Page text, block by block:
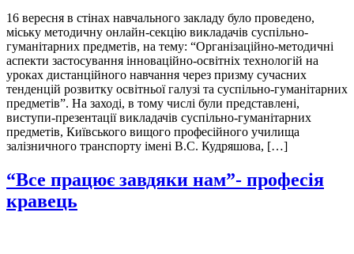
16 вересня в стінах навчального закладу було проведено,
міську методичну онлайн-секцію викладачів суспільно-
гуманітарних предметів, на тему: “Організаційно-методичні
аспекти застосування інноваційно-освітніх технологій на
уроках дистанційного навчання через призму сучасних
тенденцій розвитку освітньої галузі та суспільно-гуманітарних
предметів”. На заході, в тому числі були представлені,
виступи-презентації викладачів суспільно-гуманітарних
предметів, Київського вищого професійного училища
залізничного транспорту імені В.С. Кудряшова, […]
“Все працює завдяки нам”- професія
кравець